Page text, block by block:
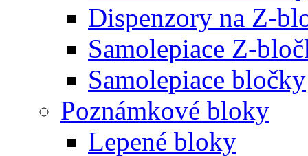
Dispenzory na Z-
Samolepiace Z-
Samolepiace bločky
Poznámkové bloky
Lepené bloky